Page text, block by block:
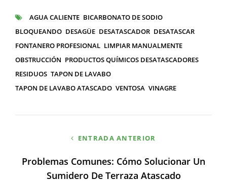
ETIQUETAS
AGUA CALIENTE BICARBONATO DE SODIO
BLOQUEANDO DESAGÜE DESATASCADOR DESATASCAR
FONTANERO PROFESIONAL LIMPIAR MANUALMENTE
OBSTRUCCIÓN PRODUCTOS QUÍMICOS DESATASCADORES
RESIDUOS TAPON DE LAVABO
TAPON DE LAVABO ATASCADO VENTOSA VINAGRE
entradas
ENTRADA ANTERIOR
Problemas Comunes: Cómo Solucionar Un
Sumidero De Terraza Atascado